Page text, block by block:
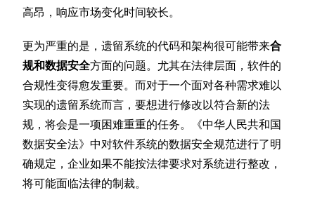
高昂，响应市场变化时间较长。
更为严重的是，遗留系统的代码和架构很可能带来合
规和数据安全方面的问题。尤其在法律层面，软件的
合规性变得愈发重要。而对于一个面对各种需求难以
实现的遗留系统而言，要想进行修改以符合新的法
规，将会是一项困难重重的任务。《中华人民共和国
数据安全法》中对软件系统的数据安全规范进行了明
确规定，企业如果不能按法律要求对系统进行整改，
将可能面临法律的制裁。